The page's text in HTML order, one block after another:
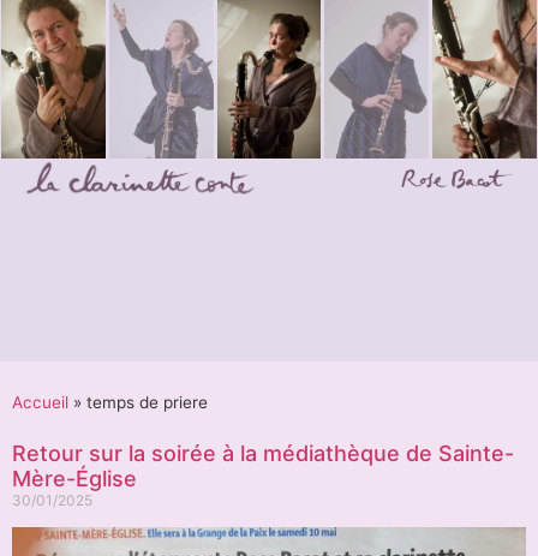
Accueil » temps de priere
Retour sur la soirée à la médiathèque de Sainte-
Mère-Église
30/01/2025